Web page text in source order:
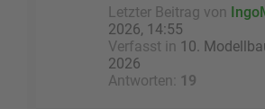
Letzter Beitrag von
2026, 14:55
Verfasst in 10.
2026
Antworten:
19